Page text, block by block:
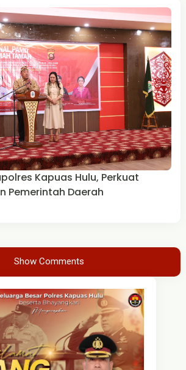
Kapuas Hulu, Perkuat
Pemerintah Daerah
Show Comments